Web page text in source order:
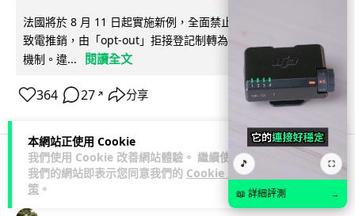
本網站正使用 Cookie
我們使用 Cookie 改善網站體驗。 繼續使用
我們的網站即表示您同意我們的 Cookie 政
策 。
法國將於 8 月 11 日起實施新例，全面禁止企業未經消費者同意
致電推銷，由「opt-out」拒接登記制轉為「opt-in」先徵同意
機制。違...
閱讀全文
364 27 ↗ 分享
人工智能
🎵 ⛶
📖 詳細評測 →